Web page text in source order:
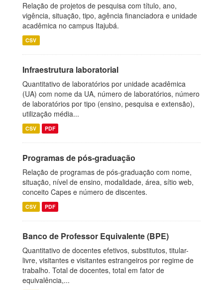
Relação de projetos de pesquisa com título, ano,
vigência, situação, tipo, agência financiadora e unidade
acadêmica no campus Itajubá.
CSV
Infraestrutura laboratorial
Quantitativo de laboratórios por unidade acadêmica
(UA) com nome da UA, número de laboratórios, número
de laboratórios por tipo (ensino, pesquisa e extensão),
utilização média...
CSV PDF
Programas de pós-graduação
Relação de programas de pós-graduação com nome,
situação, nível de ensino, modalidade, área, sítio web,
conceito Capes e número de discentes.
CSV PDF
Banco de Professor Equivalente (BPE)
Quantitativo de docentes efetivos, substitutos, titular-
livre, visitantes e visitantes estrangeiros por regime de
trabalho. Total de docentes, total em fator de
equivalência,...